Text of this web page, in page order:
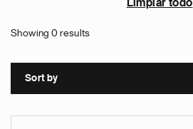
Limpiar todo
Showing 0 results
Sort by